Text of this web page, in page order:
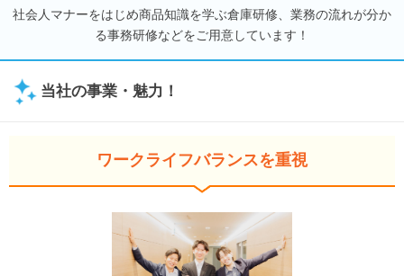
社会人マナーをはじめ商品知識を学ぶ倉庫研修、業務の流れが分か
る事務研修などをご用意しています！
当社の事業・魅力！
ワークライフバランスを重視